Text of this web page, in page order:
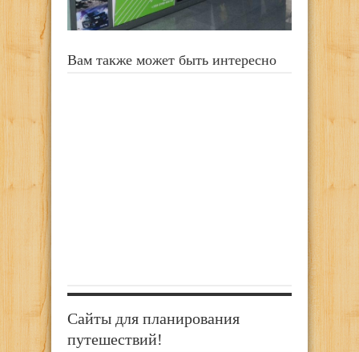
Вам также может быть интересно
Сайты для планирования
путешествий!